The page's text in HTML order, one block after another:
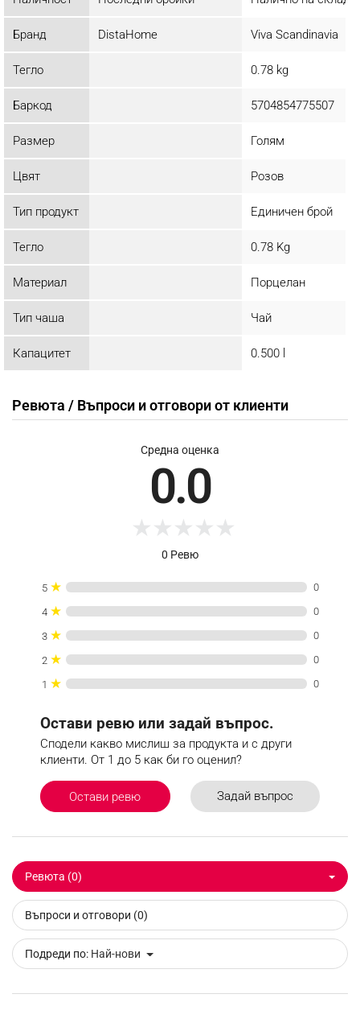
Бранд DistaHome Viva Scandinavia
Тегло 0.78 kg
Баркод 5704854775507
Размер Голям
Цвят Розов
Тип продукт Единичен брой
Тегло 0.78 Kg
Материал Порцелан
Тип чаша Чай
Капацитет 0.500 l
Ревюта / Въпроси и отговори от клиенти
Средна оценка
0.0
★ ★ ★ ★ ★
0 Ревю
5 ★ 0
4 ★ 0
3 ★ 0
2 ★ 0
1 ★ 0
Остави ревю или задай въпрос.
Сподели какво мислиш за продукта и с други
клиенти. От 1 до 5 как би го оценил?
Остави ревю Задай въпрос
Ревюта (0)
Въпроси и отговори (0)
Подреди по: Най-нови